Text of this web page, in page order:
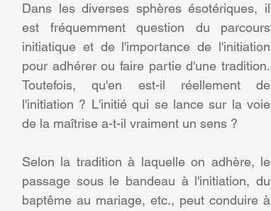
Dans les diverses sphères ésotériques, il
est fréquemment question du parcours
initiatique et de l'importance de l'initiation
pour adhérer ou faire partie d'une tradition.
Toutefois, qu'en est-il réellement de
l'initiation ? L'initié qui se lance sur la voie
de la maîtrise a-t-il vraiment un sens ?
Selon la tradition à laquelle on adhère, le
passage sous le bandeau à l'initiation, du
baptême au mariage, etc., peut conduire à